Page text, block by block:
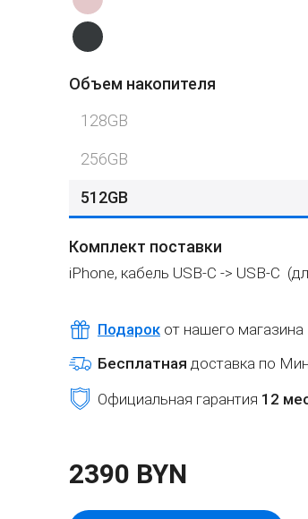
Объем накопителя
128GB
256GB
512GB
Комплект поставки
iPhone, кабель USB-C -> USB-C
Подарок от нашего магазина
Бесплатная доставка по
Официальная гарантия 12
2390 BYN